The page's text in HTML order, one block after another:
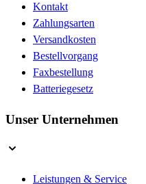
Kontakt
Zahlungsarten
Versandkosten
Bestellvorgang
Faxbestellung
Batteriegesetz
Unser Unternehmen
Leistungen & Service